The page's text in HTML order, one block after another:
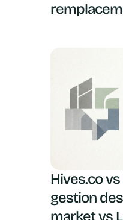
Hives.co
gestion
market vs